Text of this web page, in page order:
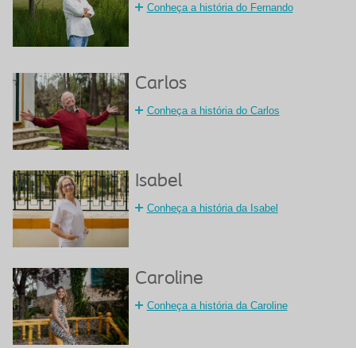
Conheça a história do Fernando
Carlos
Conheça a história do Carlos
Isabel
Conheça a história da Isabel
Caroline
Conheça a história da Caroline